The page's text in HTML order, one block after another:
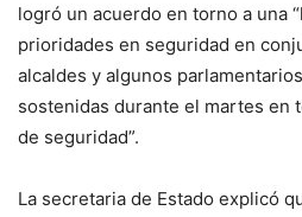
logró un acuerdo en torno a una
prioridades en seguridad en
alcaldes y algunos
sostenidas durante el martes en
de seguridad”.
La secretaria de Estado explicó